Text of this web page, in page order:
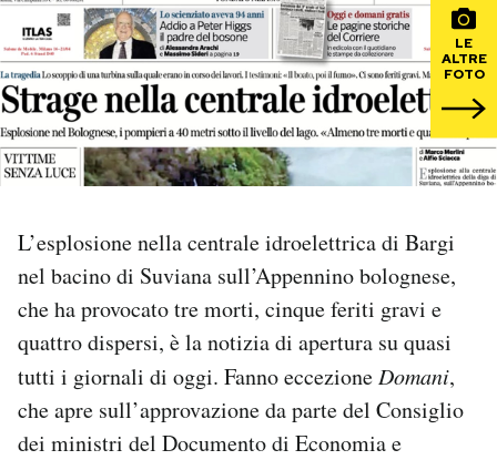
PODCAST
NEWSLETTER
SHOP
CALENDARIO
LE
ALTRE
FOTO
L’esplosione nella centrale idroelettrica di Bargi
nel bacino di Suviana sull’Appennino bolognese,
che ha provocato tre morti, cinque feriti gravi e
quattro dispersi, è la notizia di apertura su quasi
tutti i giornali di oggi. Fanno eccezioneDomani,
che apre sull’approvazione da parte del Consiglio
dei ministri del Documento di Economia e